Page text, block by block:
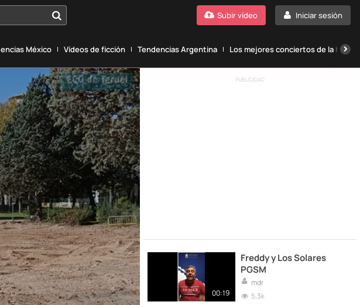
Iniciar sesión
Subir vídeo
México Vídeos de ficción Tendencias Argentina Los mejores conciertos de la
PUBLICIDAD
00:19
Freddy y Los Solares
PGSM
mdr
5,3k